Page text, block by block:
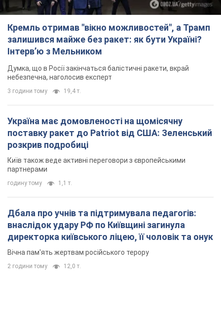
Кремль отримав "вікно можливостей", а Трамп
залишився майже без ракет: як бути Україні?
Інтерв’ю з Мельником
Думка, що в Росії закінчаться балістичні ракети, вкрай
небезпечна, наголосив експерт
3 години тому 19,4 т.
Україна має домовленості на щомісячну
поставку ракет до Patriot від США: Зеленський
розкрив подробиці
Київ також веде активні переговори з європейськими
партнерами
годину тому 1,1 т.
Дбала про учнів та підтримувала педагогів:
внаслідок удару РФ по Київщині загинула
директорка київського ліцею, її чоловік та онук
Вічна пам'ять жертвам російського терору
2 години тому 12,0 т.